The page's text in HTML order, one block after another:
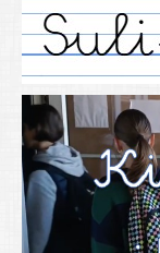
Nyitva tartás
SZÜLŐKNEK
Google
Tanév rendje
Étkezés
Étlap